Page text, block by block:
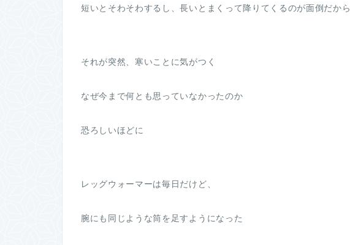
短いとそわそわするし、長いとまくって降りてくるのが面倒だから
それが突然、寒いことに気がつく
なぜ今まで何とも思っていなかったのか
恐ろしいほどに
レッグウォーマーは毎日だけど、
腕にも同じような筒を足すようになった